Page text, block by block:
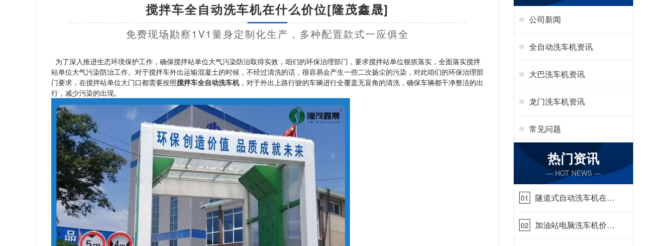
搅拌车全自动洗车机在什么价位[隆茂鑫晟]
免费现场勘察1V1量身定制化生产，多种配置款式一应俱全
为了深入推进生态环境保护工作，确保搅拌站单位大气污染防治取得实效，咱们的环保治理部门，要求搅拌站单位狠抓落实，全面落实搅拌
站单位大气污染防治工作。对于搅拌车外出运输混凝土的时候，不经过清洗的话，很容易会产生一些二次扬尘的污染，对此咱们的环保治理部
门要求，在搅拌站单位大门口都需要按照搅拌车全自动洗车机，对于外出上路行驶的车辆进行全覆盖无盲角的清洗，确保车辆都干净整洁的出
行，减少污染的出现。
公司新闻
全自动洗车机资讯
大巴洗车机资讯
龙门洗车机资讯
常见问题
热门资讯
— HOT NEWS —
01
隧道式自动洗车机在哪
里购买[隆茂鑫晟]
02
加油站电脑洗车机价格
怎么样[隆茂鑫晟]